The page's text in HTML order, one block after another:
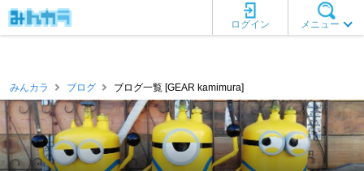
メニュー
ログイン
みんカラ ブログ ブログ一覧 [GEAR kamimura]